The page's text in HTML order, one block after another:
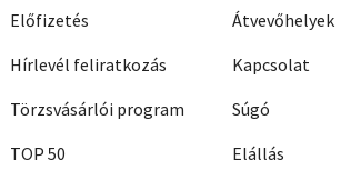
Előfizetés
Hírlevél feliratkozás
Törzsvásárlói program
TOP 50
Átvevőhelyek
Kapcsolat
Súgó
Elállás